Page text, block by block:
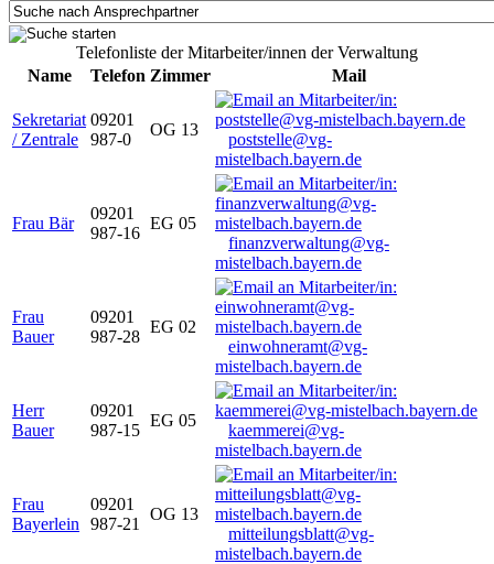
Telefonliste der Mitarbeiter/innen der Verwaltung
Name
Telefon Zimmer Mail
Sekretariat
/ Zentrale
09201
987-0
OG 13
poststelle@vg-
mistelbach.bayern.de
Frau Bär
09201
987-16
EG 05
finanzverwaltung@vg-
mistelbach.bayern.de
Frau
Bauer
09201
987-28
EG 02
einwohneramt@vg-
mistelbach.bayern.de
Herr
Bauer
09201
987-15
EG 05
kaemmerei@vg-
mistelbach.bayern.de
Frau
Bayerlein
09201
987-21
OG 13
mitteilungsblatt@vg-
mistelbach.bayern.de